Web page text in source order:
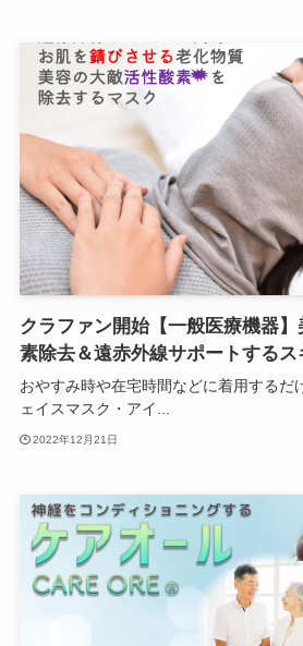
クラファン開始【一般医療機器
素除去＆遠赤外線サポートするス
おやすみ時や在宅時間などに着用するだ
ェイスマスク・アイ...
2022年12月21日